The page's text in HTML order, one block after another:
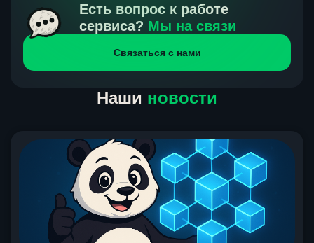
получения нами средств от тебя, а на другой части
направлений курс, указанный на сайте, является
окончательным. Если сомневаешься, напиши в онлайн-
чат на сайте, мы поможем разобраться.
Есть вопрос к работе
сервиса? Мы на связи
Связаться с нами
Наши новости